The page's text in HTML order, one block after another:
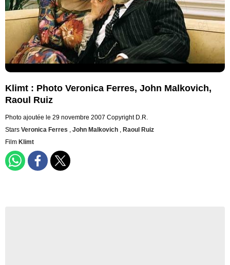
Klimt : Photo Veronica Ferres, John Malkovich,
Raoul Ruiz
Photo ajoutée le 29 novembre 2007 Copyright D.R.
Stars Veronica Ferres , John Malkovich , Raoul Ruiz
Film Klimt